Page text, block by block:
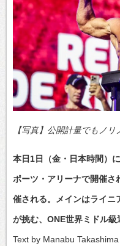
【写真】公開計量でもノ
本日1日（金・日本時間）
ポーツ・アリーナで開催
催される。メインはライニ
が挑む、ONE世界ミドル級
Text by Manabu Takashima